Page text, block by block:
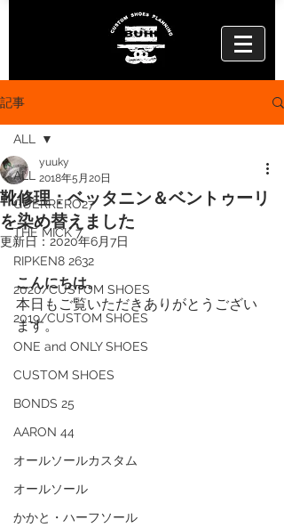
記事
ALL
GUERRERO27
THE MICK 7
RIPKEN8 2632
2020/CUSTOM SHOES
2019/CUSTOM SHOES
ONE and ONLY SHOES
CUSTOM SHOES
BONDS 25
AARON 44
オールソールカスタム
オールソール
かかと・ハーフソール
ALL
靴修理：ベッタニン＆ベントゥーリ
を染め替えました
yuuky
2018年5月20日
更新日： 2020年6月7日
こんにちは。
本日もご覧いただきありがとうござい
ます。